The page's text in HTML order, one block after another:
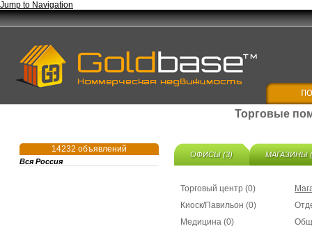
Jump to Navigation
Торговые
ОФИСЫ (3) МАГАЗИНЫ
Торговый центр (0)
Киоск/Павильон (0)
Медицина (0)
14232 объявлений
Вся Россия